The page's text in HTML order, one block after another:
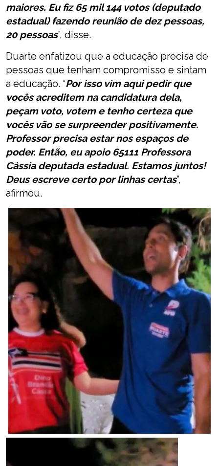
maiores. Eu fiz 65 mil 144 votos (deputado
estadual) fazendo reunião de dez pessoas,
20 pessoas”, disse.
Duarte enfatizou que a educação precisa de
pessoas que tenham compromisso e sintam
a educação. “Por isso vim aqui pedir que
vocês acreditem na candidatura dela,
peçam voto, votem e tenho certeza que
vocês vão se surpreender positivamente.
Professor precisa estar nos espaços de
poder. Então, eu apoio 65111 Professora
Cássia deputada estadual. Estamos juntos!
Deus escreve certo por linhas certas”,
afirmou.